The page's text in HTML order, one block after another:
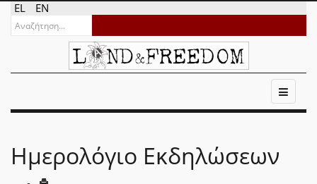
EL EN
Ημερολόγιο Εκδηλώσεων